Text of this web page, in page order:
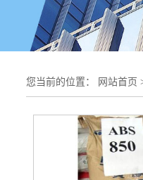
您当前的位置： 网站首页